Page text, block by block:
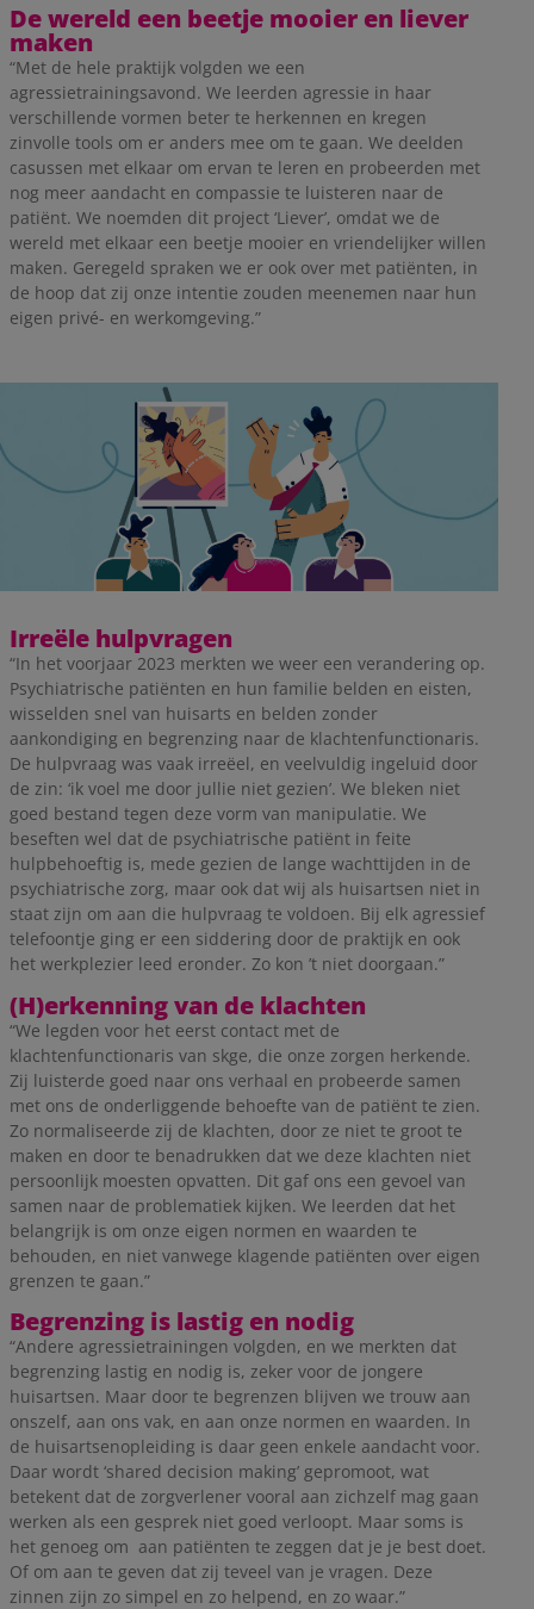
De wereld een beetje mooier en liever
maken
“Met de hele praktijk volgden we een
agressietrainingsavond. We leerden agressie in haar
verschillende vormen beter te herkennen en kregen
zinvolle tools om er anders mee om te gaan. We deelden
casussen met elkaar om ervan te leren en probeerden met
nog meer aandacht en compassie te luisteren naar de
patiënt. We noemden dit project ‘Liever’, omdat we de
wereld met elkaar een beetje mooier en vriendelijker willen
maken. Geregeld spraken we er ook over met patiënten, in
de hoop dat zij onze intentie zouden meenemen naar hun
eigen privé- en werkomgeving.”
Irreële hulpvragen
“In het voorjaar 2023 merkten we weer een verandering op.
Psychiatrische patiënten en hun familie belden en eisten,
wisselden snel van huisarts en belden zonder
aankondiging en begrenzing naar de klachtenfunctionaris.
De hulpvraag was vaak irreëel, en veelvuldig ingeluid door
de zin: ‘ik voel me door jullie niet gezien’. We bleken niet
goed bestand tegen deze vorm van manipulatie. We
beseften wel dat de psychiatrische patiënt in feite
hulpbehoeftig is, mede gezien de lange wachttijden in de
psychiatrische zorg, maar ook dat wij als huisartsen niet in
staat zijn om aan die hulpvraag te voldoen. Bij elk agressief
telefoontje ging er een siddering door de praktijk en ook
het werkplezier leed eronder. Zo kon ’t niet doorgaan.”
(H)erkenning van de klachten
“We legden voor het eerst contact met de
klachtenfunctionaris van skge, die onze zorgen herkende.
Zij luisterde goed naar ons verhaal en probeerde samen
met ons de onderliggende behoefte van de patiënt te zien.
Zo normaliseerde zij de klachten, door ze niet te groot te
maken en door te benadrukken dat we deze klachten niet
persoonlijk moesten opvatten. Dit gaf ons een gevoel van
samen naar de problematiek kijken. We leerden dat het
belangrijk is om onze eigen normen en waarden te
behouden, en niet vanwege klagende patiënten over eigen
grenzen te gaan.”
Begrenzing is lastig en nodig
“Andere agressietrainingen volgden, en we merkten dat
begrenzing lastig en nodig is, zeker voor de jongere
huisartsen. Maar door te begrenzen blijven we trouw aan
onszelf, aan ons vak, en aan onze normen en waarden. In
de huisartsenopleiding is daar geen enkele aandacht voor.
Daar wordt ‘shared decision making’ gepromoot, wat
betekent dat de zorgverlener vooral aan zichzelf mag gaan
werken als een gesprek niet goed verloopt. Maar soms is
het genoeg om aan patiënten te zeggen dat je je best doet.
Of om aan te geven dat zij teveel van je vragen. Deze
zinnen zijn zo simpel en zo helpend, en zo waar.”